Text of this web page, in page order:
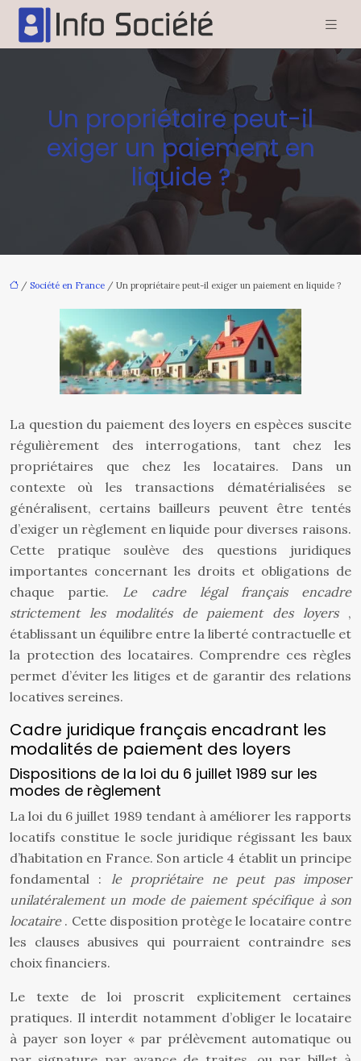
Un propriétaire peut-il
exiger un paiement en
liquide ?
/ Société en France / Un propriétaire peut-il exiger un paiement en liquide ?
La question du paiement des loyers en espèces suscite
régulièrement des interrogations, tant chez les
propriétaires que chez les locataires. Dans un
contexte où les transactions dématérialisées se
généralisent, certains bailleurs peuvent être tentés
d’exiger un règlement en liquide pour diverses raisons.
Cette pratique soulève des questions juridiques
importantes concernant les droits et obligations de
chaque partie. Le cadre légal français encadre
strictement les modalités de paiement des loyers ,
établissant un équilibre entre la liberté contractuelle et
la protection des locataires. Comprendre ces règles
permet d’éviter les litiges et de garantir des relations
locatives sereines.
Cadre juridique français encadrant les
modalités de paiement des loyers
Dispositions de la loi du 6 juillet 1989 sur les
modes de règlement
La loi du 6 juillet 1989 tendant à améliorer les rapports
locatifs constitue le socle juridique régissant les baux
d’habitation en France. Son article 4 établit un principe
fondamental : le propriétaire ne peut pas imposer
unilatéralement un mode de paiement spécifique à son
locataire . Cette disposition protège le locataire contre
les clauses abusives qui pourraient contraindre ses
choix financiers.
Le texte de loi proscrit explicitement certaines
pratiques. Il interdit notamment d’obliger le locataire
à payer son loyer « par prélèvement automatique ou